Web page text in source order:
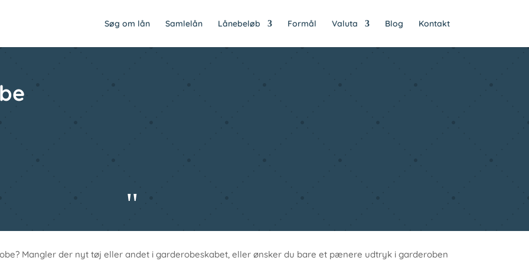
Søg om lån Samlelån Lånebeløb Formål Valuta Blog Kontakt
"
Mangler der nyt tøj eller andet i garderobeskabet, eller ønsker du bare et pænere udtryk i garderoben